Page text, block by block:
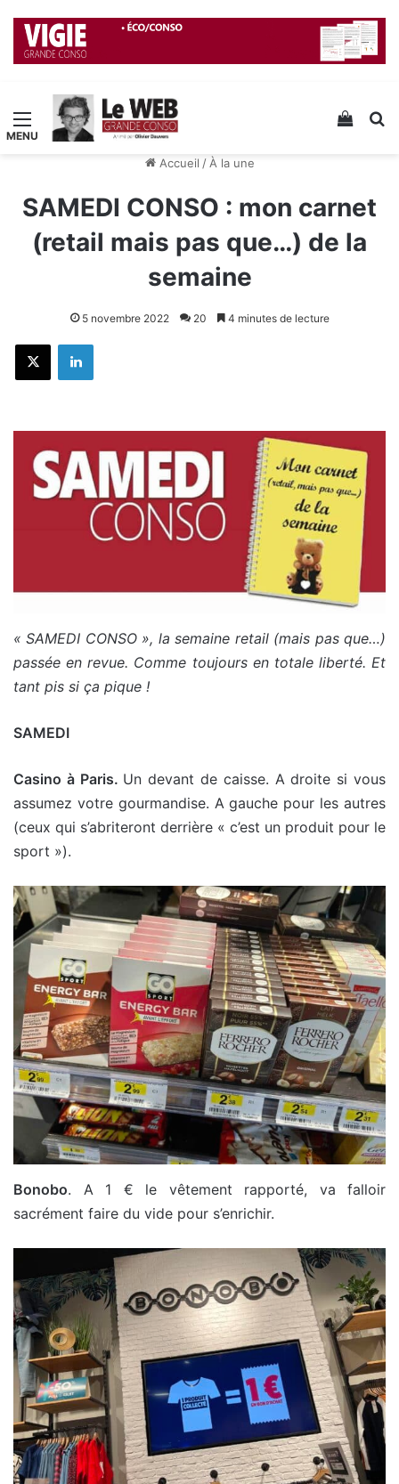
Menu Voir
Accueil / À la une
SAMEDI CONSO : mon carnet
(retail mais pas que…) de la
semaine
5 novembre 2022 20 4 minutes de lecture
X Linkedin
« SAMEDI CONSO », la semaine retail (mais pas que…)
passée en revue. Comme toujours en totale liberté. Et
tant pis si ça pique !
SAMEDI
Casino à Paris. Un devant de caisse. A droite si vous
assumez votre gourmandise. A gauche pour les autres
(ceux qui s’abriteront derrière « c’est un produit pour le
sport »).
Bonobo. A 1 € le vêtement rapporté, va falloir
sacrément faire du vide pour s’enrichir.